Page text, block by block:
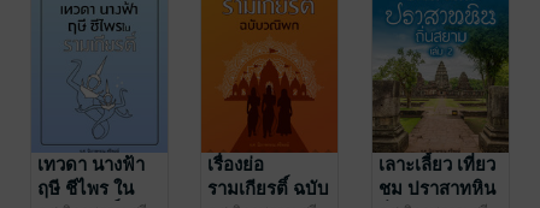
เทวดา นางฟ้า
ฤษี ชีไพร ใน
เรื่องย่อ
รามเกียรติ์ ฉบับ
เลาะเลี้ยว เที่ยว
ชม ปราสาทหิน